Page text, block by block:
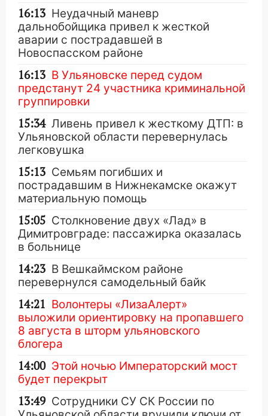
16:13 Неудачный маневр
дальнобойщика привел к жесткой
аварии с пострадавшей в
Новоспасском районе
16:13 В Ульяновске перед судом
предстанут 24 участника криминальной
группировки
15:34 Ливень привел к жесткому ДТП: в
Ульяновской области перевернулась
легковушка
15:13 Семьям погибших и
пострадавшим в Нижнекамске окажут
материальную помощь
15:05 Столкновение двух «Лад» в
Димитровграде: пассажирка оказалась
в больнице
14:23 В Вешкаймском районе
перевернулся самодельный байк
14:21 Волонтеры «ЛизаАлерт»
выложили ориентировку на пропавшего
8 августа в шторм ульяновского
блогера
14:00 Этой ночью Императорский мост
будет перекрыт
13:49 Сотрудники СУ СК России по